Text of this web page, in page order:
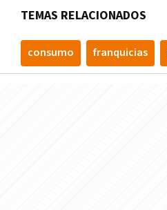
TEMAS RELACIONADOS
consumo franquicias